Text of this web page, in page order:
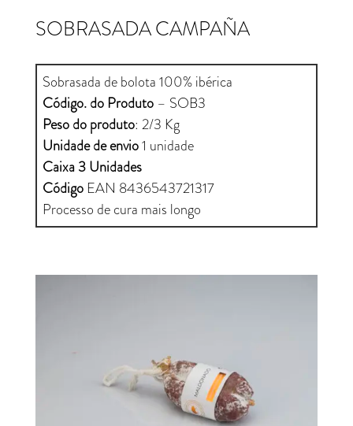
SOBRASADA CAMPAÑA
Sobrasada de bolota 100% ibérica
Código. do Produto– SOB3
Peso do produto: 2/3 Kg
Unidade de envio1 unidade
Caixa 3 Unidades
CódigoEAN 8436543721317
Processo de cura mais longo